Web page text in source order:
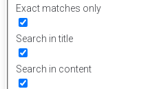
Exact matches only
Search in title
Search in content